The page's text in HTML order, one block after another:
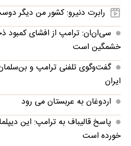
رابرت دنیرو: کشور من دیگر
سی‌ان‌ان: ترامپ از افشای کمبود
خشمگین است
گفت‌وگوی تلفنی ترامپ و
ایران
اردوغان به عربستان می رود
پاسخ قالیباف به ترامپ: این
خورده است